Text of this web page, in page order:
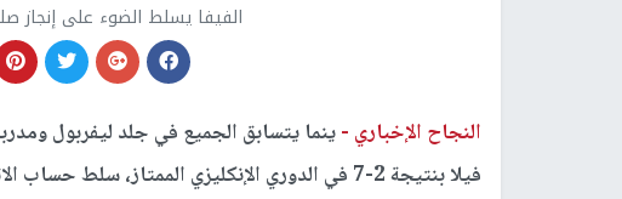
الفيفا يسلط الضوء على إنجاز
النجاح الإخباري -ينما يتسابق الجميع في جلد ليفربول
فيلا بنتيجة 2-7 في الدوري الإنكليزي الممتاز،